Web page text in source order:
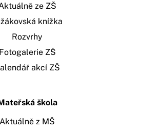
ze ZŠ
knížka
Rozvrhy
Fotogalerie ZŠ
akcí ZŠ
škola
Aktuálně z MŠ